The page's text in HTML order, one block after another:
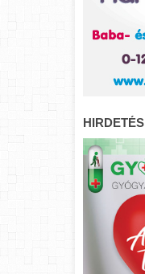
HIRDETÉS